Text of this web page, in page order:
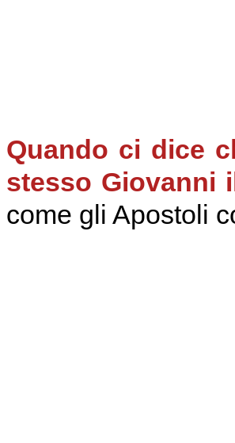
Quando ci dice
stesso Giovanni
come gli Apostoli